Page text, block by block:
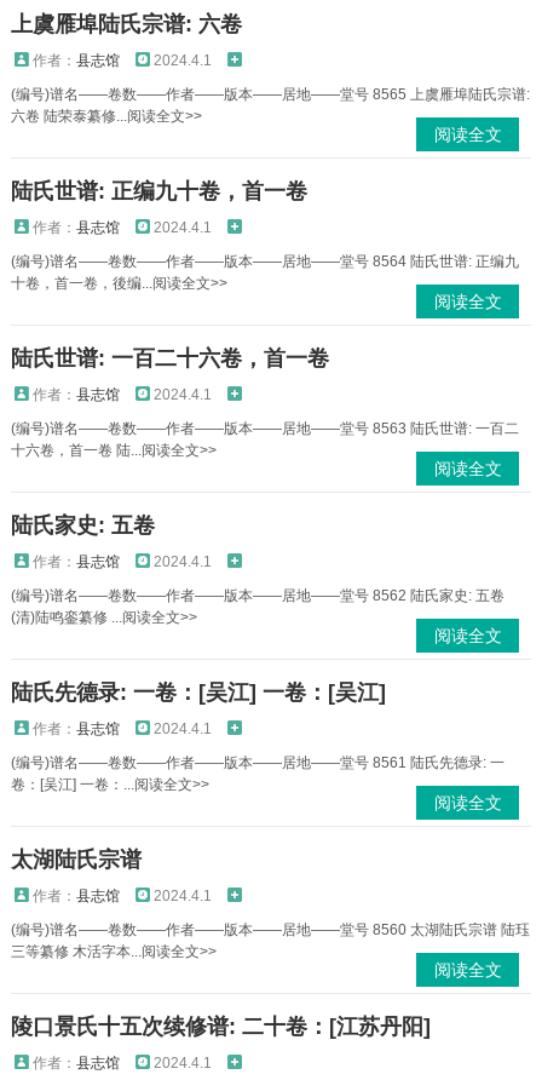
上虞雁埠陆氏宗谱: 六卷
作者： 县志馆
2024.4.1
(编号)谱名——卷数——作者——版本——居地——堂号 8565 上虞雁埠陆氏宗谱:
六卷 陆荣泰纂修...阅读全文>>
阅读全文
陆氏世谱: 正编九十卷，首一卷
作者： 县志馆
2024.4.1
(编号)谱名——卷数——作者——版本——居地——堂号 8564 陆氏世谱: 正编九
十卷，首一卷，後编...阅读全文>>
阅读全文
陆氏世谱: 一百二十六卷，首一卷
作者： 县志馆
2024.4.1
(编号)谱名——卷数——作者——版本——居地——堂号 8563 陆氏世谱: 一百二
十六卷，首一卷 陆...阅读全文>>
阅读全文
陆氏家史: 五卷
作者： 县志馆
2024.4.1
(编号)谱名——卷数——作者——版本——居地——堂号 8562 陆氏家史: 五卷
(清)陆鸣銮纂修 ...阅读全文>>
阅读全文
陆氏先德录: 一卷：[吴江] 一卷：[吴江]
作者： 县志馆
2024.4.1
(编号)谱名——卷数——作者——版本——居地——堂号 8561 陆氏先德录: 一
卷：[吴江] 一卷：...阅读全文>>
阅读全文
太湖陆氏宗谱
作者： 县志馆
2024.4.1
(编号)谱名——卷数——作者——版本——居地——堂号 8560 太湖陆氏宗谱 陆珏
三等纂修 木活字本...阅读全文>>
阅读全文
陵口景氏十五次续修谱: 二十卷：[江苏丹阳]
作者： 县志馆 2024.4.1